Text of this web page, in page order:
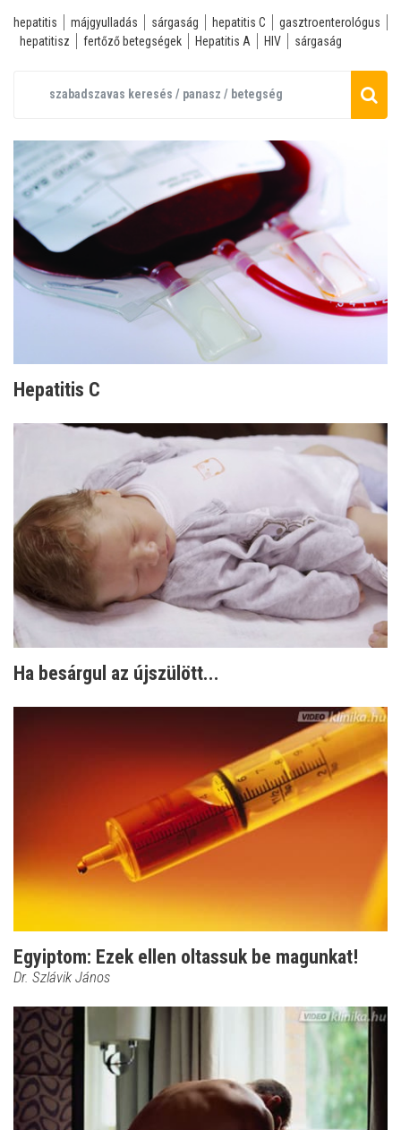
hepatitis májgyulladás sárgaság hepatitis C
gasztroenterológus
hepatitisz
fertőző betegségek Hepatitis A HIV sárgaság
Hepatitis C
Ha besárgul az újszülött...
Egyiptom: Ezek ellen oltassuk be magunkat!
Dr. Szlávik János